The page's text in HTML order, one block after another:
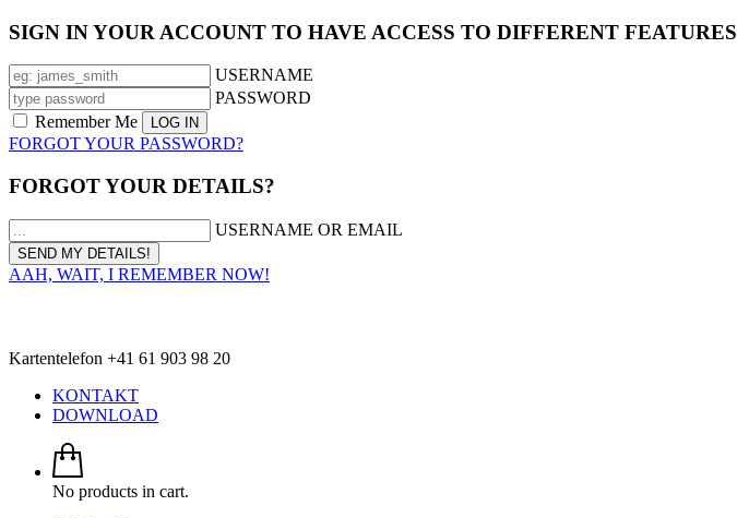
SIGN IN YOUR ACCOUNT TO HAVE ACCESS TO DIFFERENT FEATURES
USERNAME
PASSWORD
Remember Me
FORGOT YOUR PASSWORD?
FORGOT YOUR DETAILS?
USERNAME OR EMAIL
AAH, WAIT, I REMEMBER NOW!
Kartentelefon +41 61 903 98 20
KONTAKT
DOWNLOAD
No products in cart.